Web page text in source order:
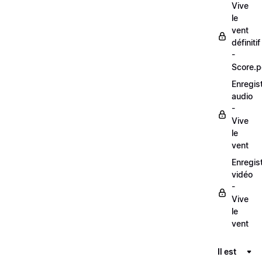
Vive
le
vent
définitif
-
audio
-
Vive
le
vent
vidéo
-
Vive
le
vent
Il est